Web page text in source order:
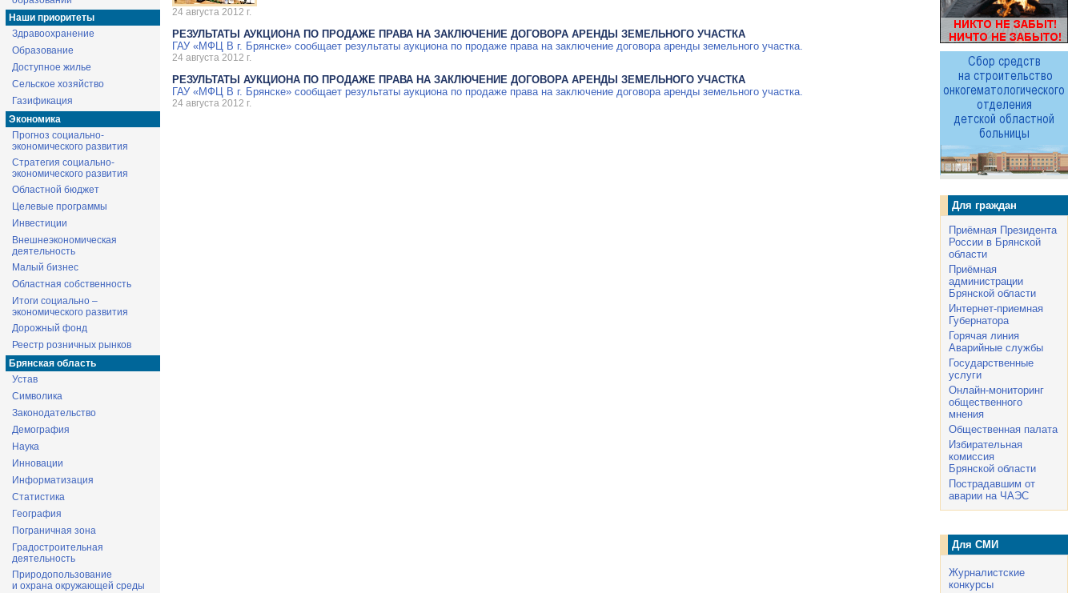
Наши приоритеты
Здравоохранение
Образование
Доступное жилье
Сельское хозяйство
Газификация
Экономика
Прогноз социально-
экономического развития
Стратегия социально-
экономического развития
Областной бюджет
Целевые программы
Инвестиции
Внешнеэкономическая
деятельность
Малый бизнес
Областная собственность
Итоги социально –
экономического развития
Дорожный фонд
Реестр розничных рынков
Брянская область
Устав
Символика
Законодательство
Демография
Наука
Инновации
Информатизация
Статистика
География
Пограничная зона
Градостроительная
деятельность
Природопользование
и охрана окружающей среды
24 августа 2012 г.
РЕЗУЛЬТАТЫ АУКЦИОНА ПО ПРОДАЖЕ ПРАВА НА ЗАКЛЮЧЕНИЕ ДОГОВОРА АРЕНДЫ ЗЕМЕЛЬНОГО УЧАСТКА
ГАУ «МФЦ В г. Брянске» сообщает результаты аукциона по продаже права на заключение договора аренды земельного участка.
24 августа 2012 г.
РЕЗУЛЬТАТЫ АУКЦИОНА ПО ПРОДАЖЕ ПРАВА НА ЗАКЛЮЧЕНИЕ ДОГОВОРА АРЕНДЫ ЗЕМЕЛЬНОГО УЧАСТКА
ГАУ «МФЦ В г. Брянске» сообщает результаты аукциона по продаже права на заключение договора аренды земельного участка.
24 августа 2012 г.
Для граждан
Приёмная Президента
России в Брянской
области
Приёмная
администрации
Брянской области
Интернет-приемная
Губернатора
Горячая линия
Аварийные службы
Государственные
услуги
Онлайн-мониторинг
общественного
мнения
Общественная палата
Избирательная
комиссия
Брянской области
Пострадавшим от
аварии на ЧАЭС
Для СМИ
Журналистские
конкурсы